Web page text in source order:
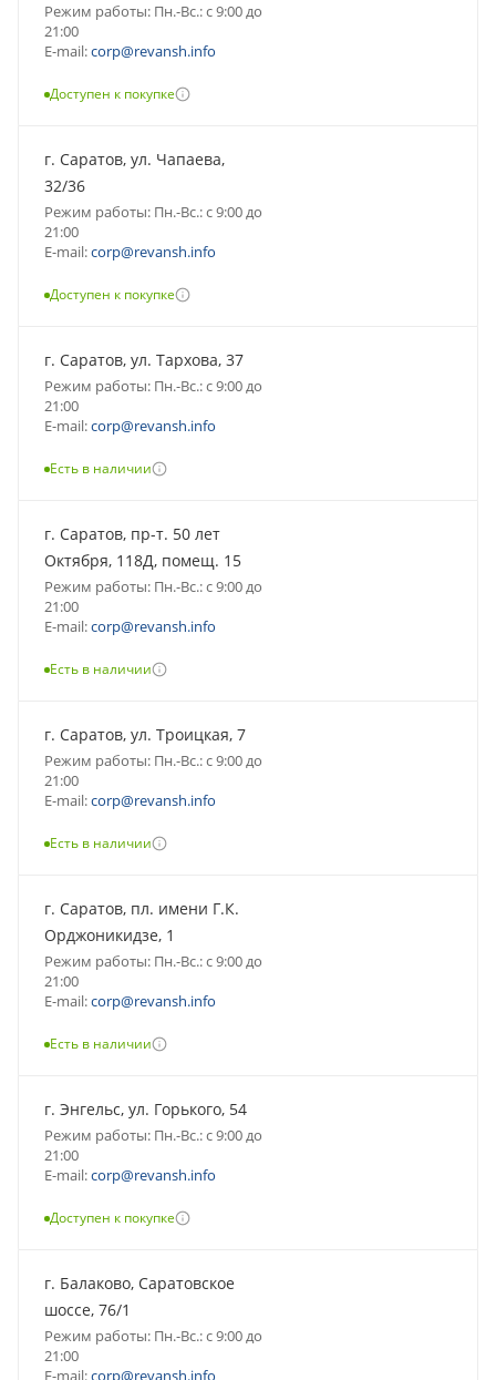
Режим работы: Пн.-Вс.: с 9:00 до
21:00
E-mail:corp@revansh.info
Доступен к покупке
г. Саратов, ул. Чапаева,
32/36
Режим работы: Пн.-Вс.: с 9:00 до
21:00
E-mail:corp@revansh.info
Доступен к покупке
г. Саратов, ул. Тархова, 37
Режим работы: Пн.-Вс.: с 9:00 до
21:00
E-mail:corp@revansh.info
Есть в наличии
г. Саратов, пр-т. 50 лет
Октября, 118Д, помещ. 15
Режим работы: Пн.-Вс.: с 9:00 до
21:00
E-mail:corp@revansh.info
Есть в наличии
г. Саратов, ул. Троицкая, 7
Режим работы: Пн.-Вс.: с 9:00 до
21:00
E-mail:corp@revansh.info
Есть в наличии
г. Саратов, пл. имени Г.К.
Орджоникидзе, 1
Режим работы: Пн.-Вс.: с 9:00 до
21:00
E-mail:corp@revansh.info
Есть в наличии
г. Энгельс, ул. Горького, 54
Режим работы: Пн.-Вс.: с 9:00 до
21:00
E-mail:corp@revansh.info
Доступен к покупке
г. Балаково, Саратовское
шоссе, 76/1
Режим работы: Пн.-Вс.: с 9:00 до
21:00